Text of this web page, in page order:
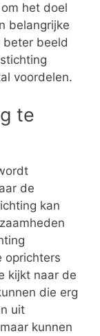
het doel
belangrijke
beter beeld
voordelen.
te
de
kan
oprichters
kijkt naar de
die erg
uit
kunnen